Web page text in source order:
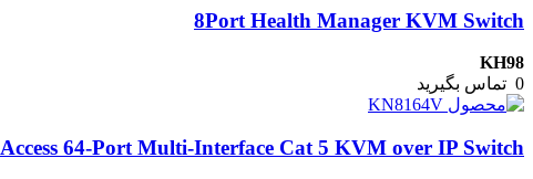
8Port Health Manager KVM Switch
KH98
0 تماس بگیرید
64-Port Multi-Interface Cat 5 KVM over IP Switch